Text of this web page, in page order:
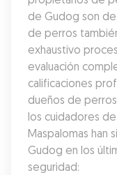
de Gudog son
de perros
exhaustivo
evaluación
calificaciones
dueños de
los cuidadores
Maspalomas han
Gudog en los
seguridad: